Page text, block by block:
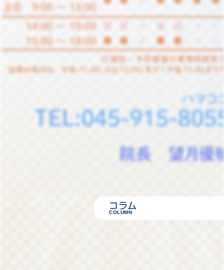
コラム
COLUMN
こんにちは。はまっここどもクリニックのハマッ
ココです。何かお手伝いできることはあります
か？